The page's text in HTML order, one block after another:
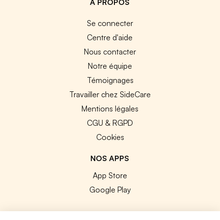
Se connecter
Centre d'aide
Nous contacter
Notre équipe
Témoignages
Travailler chez SideCare
Mentions légales
CGU & RGPD
Cookies
NOS APPS
App Store
Google Play